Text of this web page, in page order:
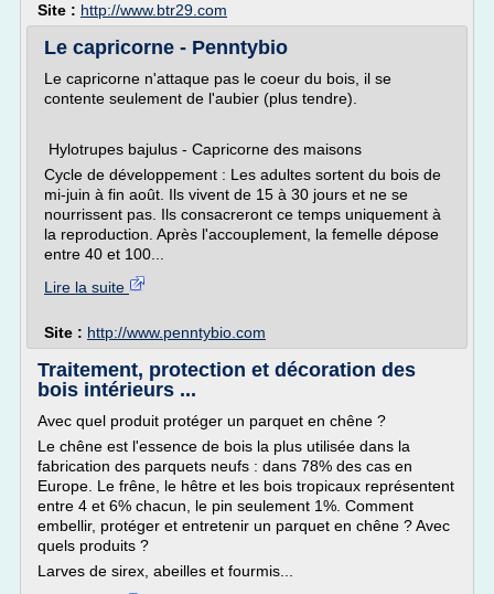
Site : http://www.btr29.com
Le capricorne - Penntybio
Le capricorne n'attaque pas le coeur du bois, il se
contente seulement de l'aubier (plus tendre).
Hylotrupes bajulus - Capricorne des maisons
Cycle de développement : Les adultes sortent du bois de
mi-juin à fin août. Ils vivent de 15 à 30 jours et ne se
nourrissent pas. Ils consacreront ce temps uniquement à
la reproduction. Après l'accouplement, la femelle dépose
entre 40 et 100...
Lire la suite
Site : http://www.penntybio.com
Traitement, protection et décoration des
bois intérieurs ...
Avec quel produit protéger un parquet en chêne ?
Le chêne est l'essence de bois la plus utilisée dans la
fabrication des parquets neufs : dans 78% des cas en
Europe. Le frêne, le hêtre et les bois tropicaux représentent
entre 4 et 6% chacun, le pin seulement 1%. Comment
embellir, protéger et entretenir un parquet en chêne ? Avec
quels produits ?
Larves de sirex, abeilles et fourmis...